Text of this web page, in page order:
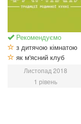
Рекомендуємо
з дитячою кімнатою
як м'ясний клуб
Листопад 2018
1 рівень